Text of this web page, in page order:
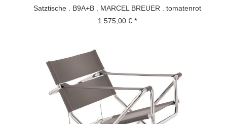
Satztische . B9A+B . MARCEL BREUER . tomatenrot
1.575,00 € *